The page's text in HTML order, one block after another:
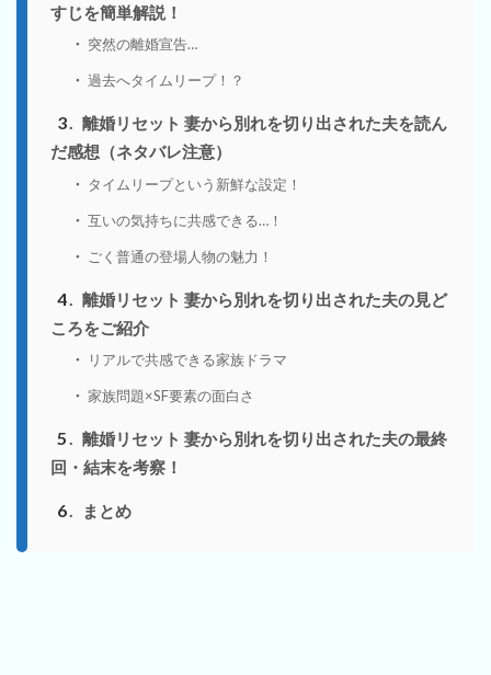
すじを簡単解説！
突然の離婚宣告…
過去へタイムリープ！？
3
離婚リセット 妻から別れを切り出された夫を読ん
だ感想（ネタバレ注意）
タイムリープという新鮮な設定！
互いの気持ちに共感できる…！
ごく普通の登場人物の魅力！
4
離婚リセット 妻から別れを切り出された夫の見ど
ころをご紹介
リアルで共感できる家族ドラマ
家族問題×SF要素の面白さ
5
離婚リセット 妻から別れを切り出された夫の最終
回・結末を考察！
6 まとめ